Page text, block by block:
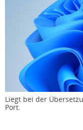
Liegt bei der
Port.